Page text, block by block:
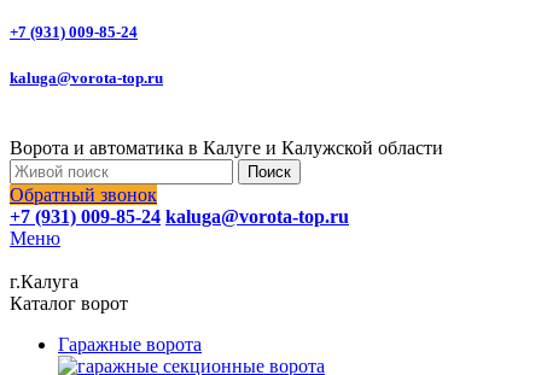
+7 (931) 009-85-24
kaluga@vorota-top.ru
Ворота и автоматика в Калуге и Калужской области
Поиск
Обратный звонок
+7 (931) 009-85-24 kaluga@vorota-top.ru
Меню
г.Калуга
Каталог ворот
Гаражные ворота